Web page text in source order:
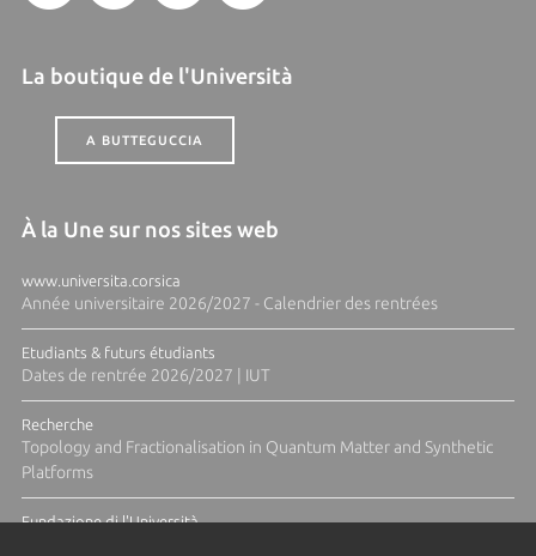
La boutique de l'Università
A BUTTEGUCCIA
À la Une sur nos sites web
www.universita.corsica
Année universitaire 2026/2027 - Calendrier des rentrées
Etudiants & futurs étudiants
Dates de rentrée 2026/2027 | IUT
Recherche
Topology and Fractionalisation in Quantum Matter and Synthetic
Platforms
Fundazione di l'Università